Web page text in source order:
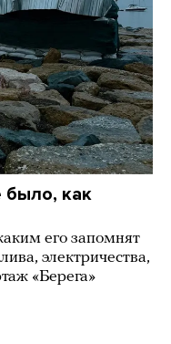
было, как
его запомнят
электричества,
«Берега»